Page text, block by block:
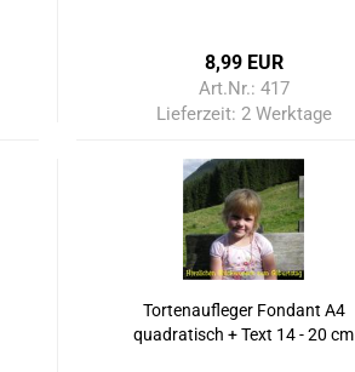
8,99 EUR
Art.Nr.: 417
Lieferzeit: 2 Werktage
Tortenaufleger Fondant A4
quadratisch + Text 14 - 20 cm